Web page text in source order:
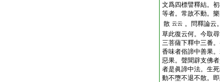
文爲四標譬釋結。
等者。常故不動。
散 云云 。問釋論云
草此復云何。今取
三菩薩下釋中三番
香味者俗諦中善果
惡果。聲聞辟支佛
者是眞諦中法。生
動不墮不退不散。